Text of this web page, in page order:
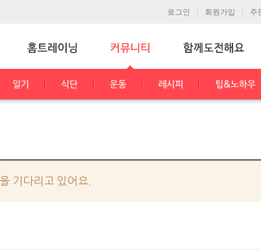
로그인 회원가입 주
일기 식단 운동 레시피 팁&노하우
기다리고 있어요.